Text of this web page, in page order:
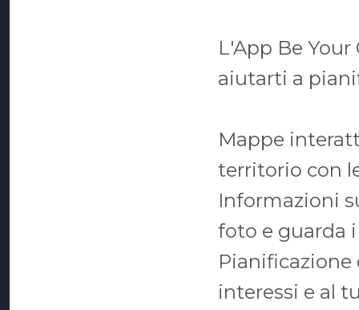
L'App Be
aiutarti a
Mappe
territorio con
Informazioni
foto e guarda
interessi e al